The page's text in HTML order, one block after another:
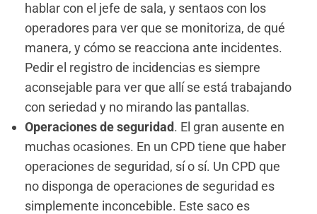
hablar con el jefe de sala, y sentaos con los
operadores para ver que se monitoriza, de qué
manera, y cómo se reacciona ante incidentes.
Pedir el registro de incidencias es siempre
aconsejable para ver que allí se está trabajando
con seriedad y no mirando las pantallas.
Operaciones de seguridad. El gran ausente en
muchas ocasiones. En un CPD tiene que haber
operaciones de seguridad, sí o sí. Un CPD que
no disponga de operaciones de seguridad es
simplemente inconcebible. Este saco es